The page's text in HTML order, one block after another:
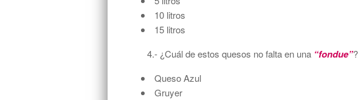
10 litros
15 litros
4.- ¿Cuál de estos quesos no falta en una “fondue”?
Queso Azul
Gruyer